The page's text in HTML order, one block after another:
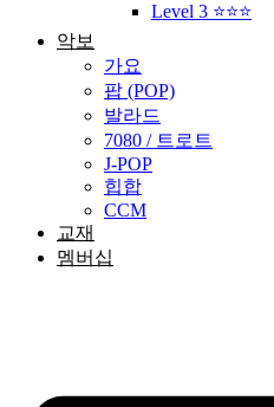
Level 3 ⭐⭐⭐
악보
가요
팝 (POP)
발라드
7080 / 트로트
J-POP
힙합
CCM
교재
멤버십